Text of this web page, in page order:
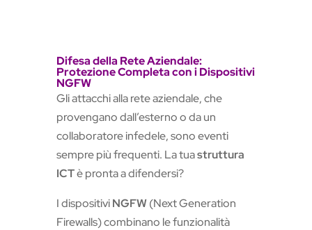
Difesa della Rete Aziendale:
Protezione Completa con i Dispositivi
NGFW
Gli attacchi alla rete aziendale, che
provengano dall’esterno o da un
collaboratore infedele, sono eventi
sempre più frequenti. La tuastruttura
ICTè pronta a difendersi?
I dispositiviNGFW(Next Generation
Firewalls) combinano le funzionalità